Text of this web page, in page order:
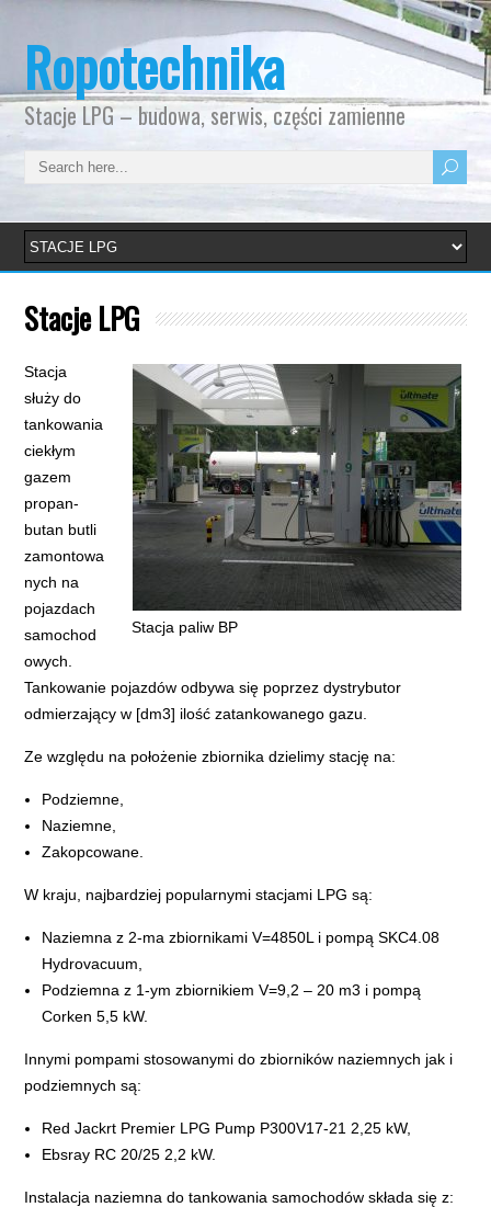
Ropotechnika
Stacje LPG – budowa, serwis, części zamienne
Stacje LPG
Stacja paliw BP
Stacja
służy do
tankowania
ciekłym
gazem
propan-
butan butli
zamontowa
nych na
pojazdach
samochod
owych.
Tankowanie pojazdów odbywa się poprzez dystrybutor
odmierzający w [dm3] ilość zatankowanego gazu.
Ze względu na położenie zbiornika dzielimy stację na:
Podziemne,
Naziemne,
Zakopcowane.
W kraju, najbardziej popularnymi stacjami LPG są:
Naziemna z 2-ma zbiornikami V=4850L i pompą SKC4.08
Hydrovacuum,
Podziemna z 1-ym zbiornikiem V=9,2 – 20 m3 i pompą
Corken 5,5 kW.
Innymi pompami stosowanymi do zbiorników naziemnych jak i
podziemnych są:
Red Jackrt Premier LPG Pump P300V17-21 2,25 kW,
Ebsray RC 20/25 2,2 kW.
Instalacja naziemna do tankowania samochodów składa się z: